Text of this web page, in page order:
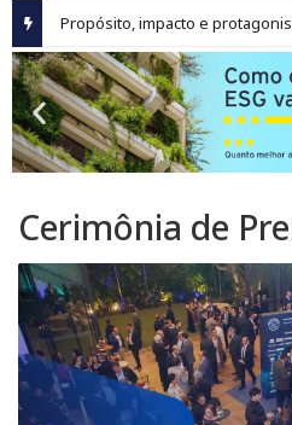
Cerimônia de